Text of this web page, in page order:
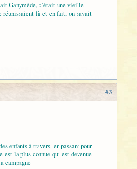
Ganymède, c’était une vieille —
réunissaient là et en fait, on savait
#3
enfants à travers, en passant pour
la plus connue qui est devenue
campagne